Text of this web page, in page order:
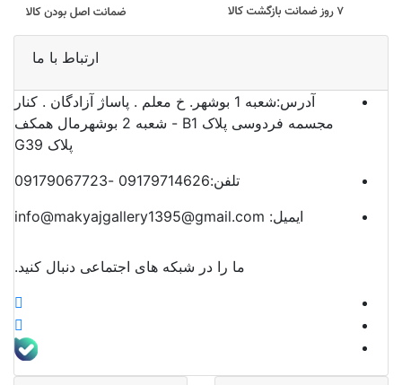
ارتباط با ما
آدرس:
شعبه 1 بوشهر. خ معلم . پاساژ آزادگان . کنار
مجسمه فردوسی پلاک B1 - شعبه 2 بوشهرمال همکف
پلاک G39
تلفن:09179714626 -09179067723
ایمیل:
ما را در شبکه های اجتماعی دنبال کنید.